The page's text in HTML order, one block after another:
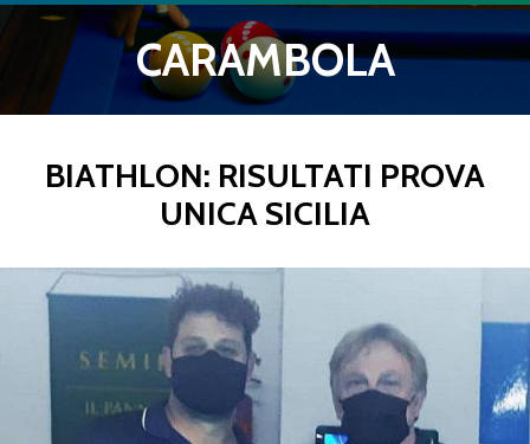
CARAMBOLA
BIATHLON: RISULTATI PROVA
UNICA SICILIA